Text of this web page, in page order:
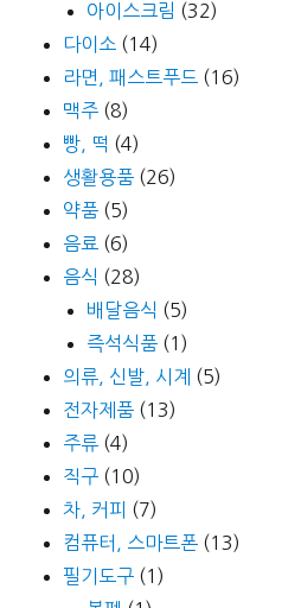
아이스크림 (32)
다이소 (14)
라면, 패스트푸드 (16)
맥주 (8)
빵, 떡 (4)
생활용품 (26)
약품 (5)
음료 (6)
음식 (28)
배달음식 (5)
즉석식품 (1)
의류, 신발, 시계
(5)
전자제품 (13)
주류 (4)
직구 (10)
차, 커피 (7)
컴퓨터, 스마트폰 (13)
필기도구 (1)